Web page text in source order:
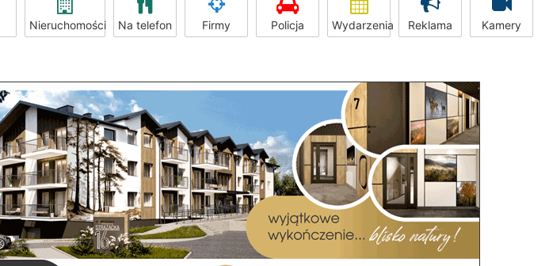
Nieruchomości Na telefon Firmy Policja Wydarzenia Reklama Kamery